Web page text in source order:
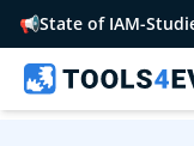
📢State of IAM-